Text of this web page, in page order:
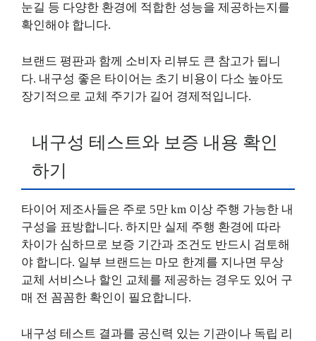
눈길 등 다양한 환경에 적합한 성능을 제공하는지를
확인해야 합니다.
브랜드 평판과 함께 소비자 리뷰도 큰 참고가 됩니
다. 내구성 좋은 타이어는 초기 비용이 다소 높아도
장기적으로 교체 주기가 길어 경제적입니다.
내구성 테스트와 보증 내용 확인
하기
타이어 제조사들은 주로 5만 km 이상 주행 가능한 내
구성을 표방합니다. 하지만 실제 주행 환경에 따라
차이가 심하므로 보증 기간과 조건도 반드시 검토해
야 합니다. 일부 브랜드는 마모 한계를 지나면 무상
교체 서비스나 할인 교체를 제공하는 경우도 있어 구
매 전 꼼꼼한 확인이 필요합니다.
내구성 테스트 결과를 공신력 있는 기관이나 독립 리